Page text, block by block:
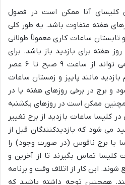
کلیسای آنا ممکن است در فصول
هفته متفاوت باشد. به طور کلی
تابستان ساعات کاری معمولاً طولانی
هفته برای بازدید باز باشد. برای
مثال ساعات بازدید معمول می تواند از ساعت ۹ صبح تا ۶ عصر
مانند پاییز و زمستان ساعات
و برج در برخی روزهای هفته یا در
ممکن است در روزهای یکشنبه
کلیسا ساعات بازدید از برج تغییر
می شود که بازدیدکنندگان قبل از
یا برج ناقوس (در صورت وجود) را
کلیسا تماس بگیرند تا از آخرین و
این کار از اتلاف وقت و برنامه
همچنین توجه داشته باشید که